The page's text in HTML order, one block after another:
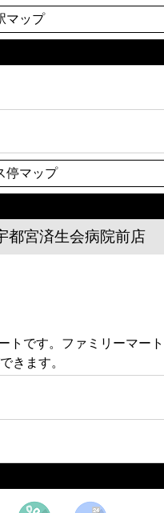
マップ
停マップ
都宮済生会病院前店
です。ファミリーマー
きます。